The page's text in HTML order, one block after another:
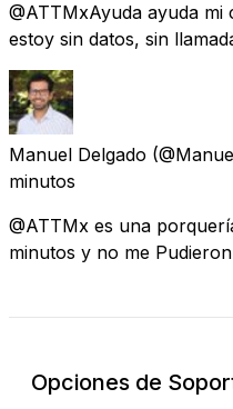
@ATTMxAyuda ayuda mi
estoy sin datos, sin
Manuel Delgado
minutos
@ATTMx es una
minutos y no me
Opciones de